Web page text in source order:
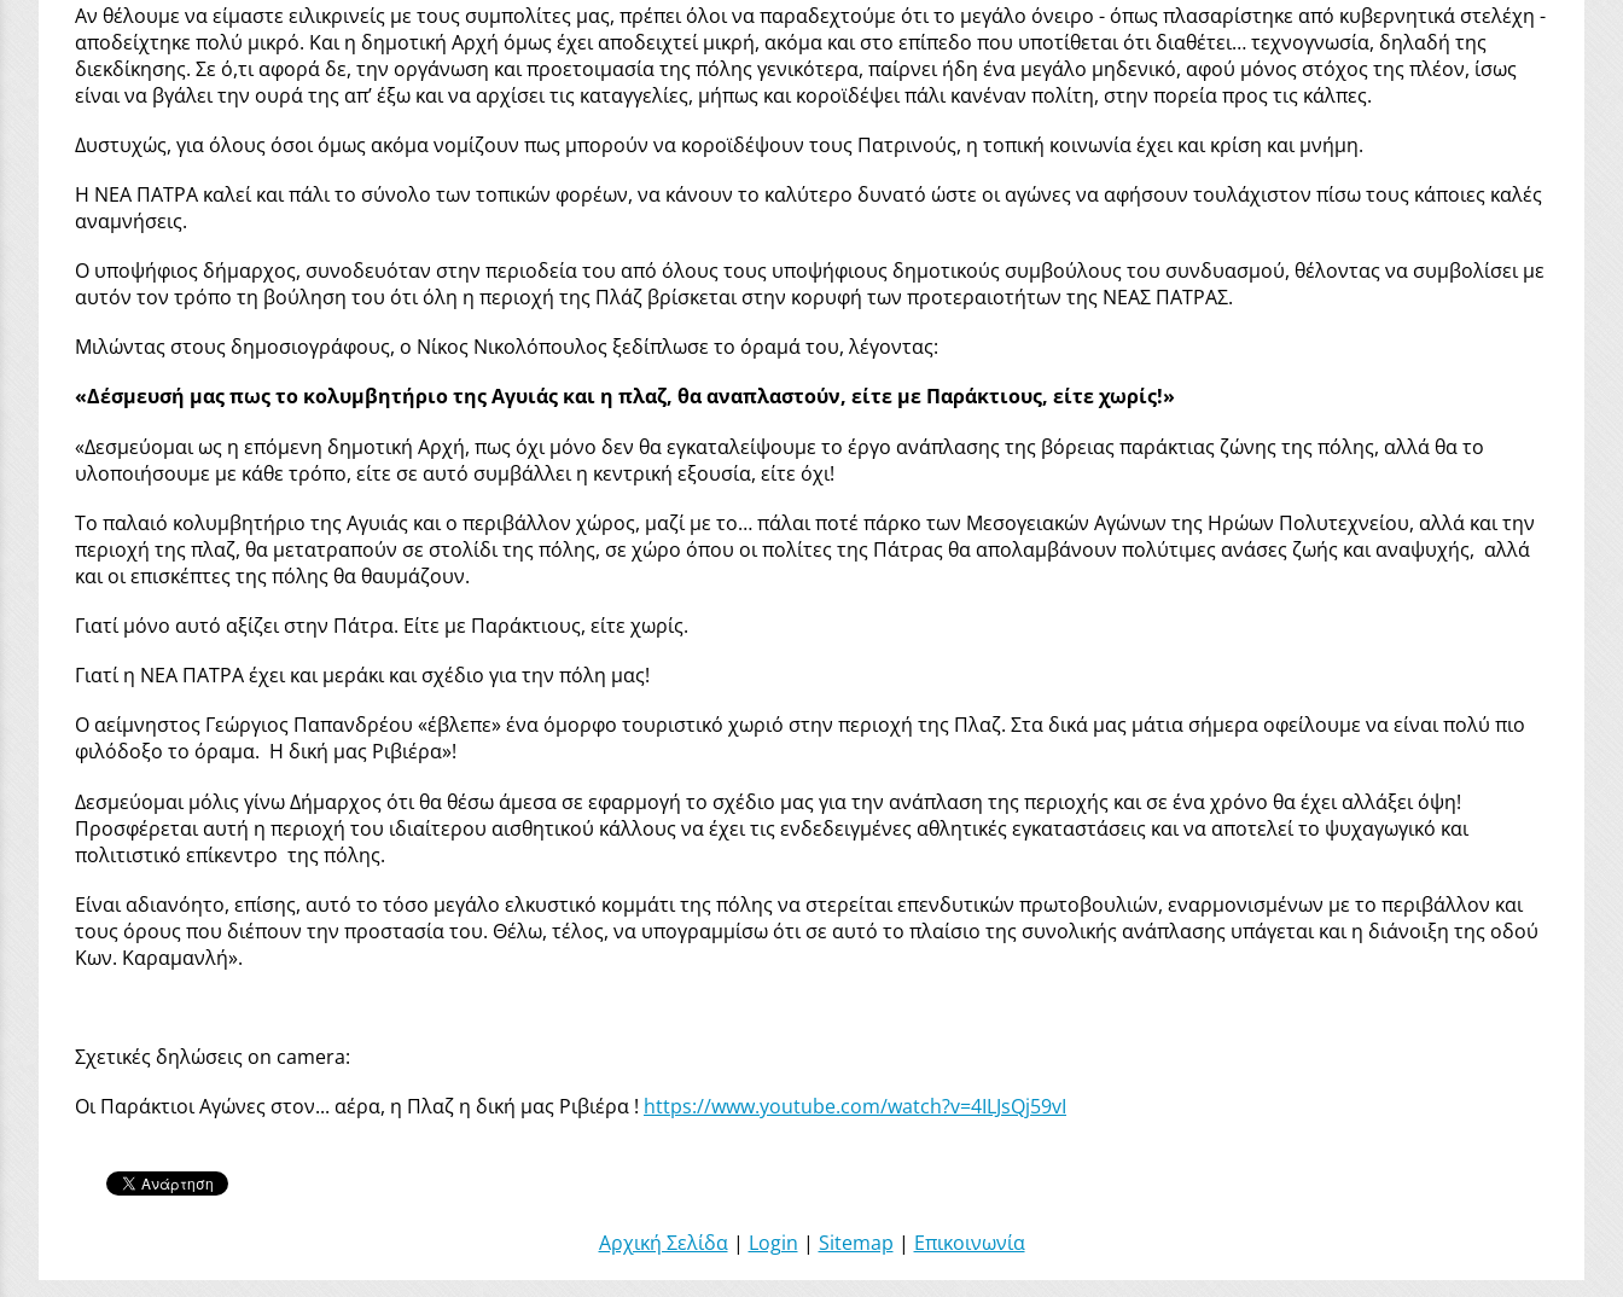
Αν θέλουμε να είμαστε ειλικρινείς με τους συμπολίτες μας, πρέπει όλοι να παραδεχτούμε ότι το μεγάλο όνειρο - όπως πλασαρίστηκε από κυβερνητικά στελέχη -
αποδείχτηκε πολύ μικρό. Και η δημοτική Αρχή όμως έχει αποδειχτεί μικρή, ακόμα και στο επίπεδο που υποτίθεται ότι διαθέτει… τεχνογνωσία, δηλαδή της
διεκδίκησης. Σε ό,τι αφορά δε, την οργάνωση και προετοιμασία της πόλης γενικότερα, παίρνει ήδη ένα μεγάλο μηδενικό, αφού μόνος στόχος της πλέον, ίσως
είναι να βγάλει την ουρά της απ’ έξω και να αρχίσει τις καταγγελίες, μήπως και κοροϊδέψει πάλι κανέναν πολίτη, στην πορεία προς τις κάλπες.
Δυστυχώς, για όλους όσοι όμως ακόμα νομίζουν πως μπορούν να κοροϊδέψουν τους Πατρινούς, η τοπική κοινωνία έχει και κρίση και μνήμη.
Η ΝΕΑ ΠΑΤΡΑ καλεί και πάλι το σύνολο των τοπικών φορέων, να κάνουν το καλύτερο δυνατό ώστε οι αγώνες να αφήσουν τουλάχιστον πίσω τους κάποιες καλές
αναμνήσεις.
Ο υποψήφιος δήμαρχος, συνοδευόταν στην περιοδεία του από όλους τους υποψήφιους δημοτικούς συμβούλους του συνδυασμού, θέλοντας να συμβολίσει με
αυτόν τον τρόπο τη βούληση του ότι όλη η περιοχή της Πλάζ βρίσκεται στην κορυφή των προτεραιοτήτων της ΝΕΑΣ ΠΑΤΡΑΣ.
Μιλώντας στους δημοσιογράφους, ο Νίκος Νικολόπουλος ξεδίπλωσε το όραμά του, λέγοντας:
«Δέσμευσή μας πως το κολυμβητήριο της Αγυιάς και η πλαζ, θα αναπλαστούν, είτε με Παράκτιους, είτε χωρίς!»
«Δεσμεύομαι ως η επόμενη δημοτική Αρχή, πως όχι μόνο δεν θα εγκαταλείψουμε το έργο ανάπλασης της βόρειας παράκτιας ζώνης της πόλης, αλλά θα το
υλοποιήσουμε με κάθε τρόπο, είτε σε αυτό συμβάλλει η κεντρική εξουσία, είτε όχι!
Το παλαιό κολυμβητήριο της Αγυιάς και ο περιβάλλον χώρος, μαζί με το… πάλαι ποτέ πάρκο των Μεσογειακών Αγώνων της Ηρώων Πολυτεχνείου, αλλά και την
περιοχή της πλαζ, θα μετατραπούν σε στολίδι της πόλης, σε χώρο όπου οι πολίτες της Πάτρας θα απολαμβάνουν πολύτιμες ανάσες ζωής και αναψυχής, αλλά
και οι επισκέπτες της πόλης θα θαυμάζουν.
Γιατί μόνο αυτό αξίζει στην Πάτρα. Είτε με Παράκτιους, είτε χωρίς.
Γιατί η ΝΕΑ ΠΑΤΡΑ έχει και μεράκι και σχέδιο για την πόλη μας!
Ο αείμνηστος Γεώργιος Παπανδρέου «έβλεπε» ένα όμορφο τουριστικό χωριό στην περιοχή της Πλαζ. Στα δικά μας μάτια σήμερα οφείλουμε να είναι πολύ πιο
φιλόδοξο το όραμα. Η δική μας Ριβιέρα»!
Δεσμεύομαι μόλις γίνω Δήμαρχος ότι θα θέσω άμεσα σε εφαρμογή το σχέδιο μας για την ανάπλαση της περιοχής και σε ένα χρόνο θα έχει αλλάξει όψη!
Προσφέρεται αυτή η περιοχή του ιδιαίτερου αισθητικού κάλλους να έχει τις ενδεδειγμένες αθλητικές εγκαταστάσεις και να αποτελεί το ψυχαγωγικό και
πολιτιστικό επίκεντρο της πόλης.
Είναι αδιανόητο, επίσης, αυτό το τόσο μεγάλο ελκυστικό κομμάτι της πόλης να στερείται επενδυτικών πρωτοβουλιών, εναρμονισμένων με το περιβάλλον και
τους όρους που διέπουν την προστασία του. Θέλω, τέλος, να υπογραμμίσω ότι σε αυτό το πλαίσιο της συνολικής ανάπλασης υπάγεται και η διάνοιξη της οδού
Κων. Καραμανλή».
Σχετικές δηλώσεις on camera:
Οι Παράκτιοι Αγώνες στον... αέρα, η Πλαζ η δική μας Ριβιέρα ! https://www.youtube.com/watch?v=4ILJsQj59vI
Αρχική Σελίδα| Login | Sitemap | Επικοινωνία